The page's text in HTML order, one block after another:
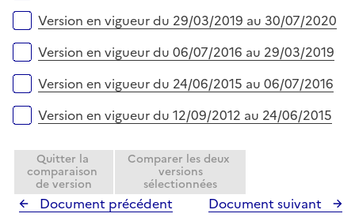
Version en vigueur du 29/03/2019 au 30/07/2020
Version en vigueur du 06/07/2016 au 29/03/2019
Version en vigueur du 24/06/2015 au 06/07/2016
Version en vigueur du 12/09/2012 au 24/06/2015
Quitter la
comparaison
de version
Comparer les deux
versions
sélectionnées
Document précédent Document suivant